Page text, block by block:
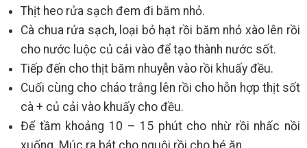
Thịt heo rửa sạch đem đi băm nhỏ.
Cà chua rửa sạch, loại bỏ hạt rồi băm nhỏ xào lên rồi
cho nước luộc củ cải vào để tạo thành nước sốt.
Tiếp đến cho thịt băm nhuyễn vào rồi khuấy đều.
Cuối cùng cho cháo trắng lên rồi cho hỗn hợp thịt sốt
cà + củ cải vào khuấy cho đều.
Để tầm khoảng 10 – 15 phút cho nhừ rồi nhấc nồi